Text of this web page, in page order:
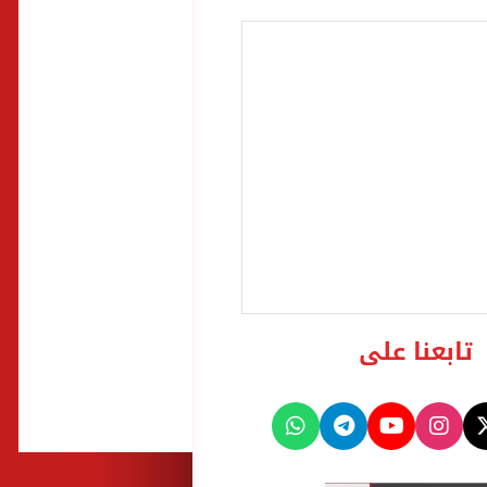
تابعنا على